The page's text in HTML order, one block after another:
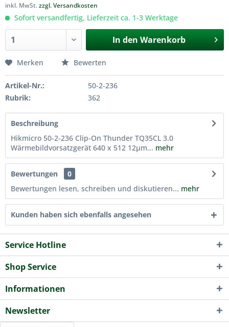
inkl. MwSt.zzgl. Versandkosten
Sofort versandfertig, Lieferzeit ca. 1-3 Werktage
In den Warenkorb
Merken Bewerten
Artikel-Nr.:
50-2-236
Rubrik:
362
Beschreibung
Hikmicro 50-2-236 Clip-On Thunder TQ35CL 3.0
Wärmebildvorsatzgerät 640 x 512 12µm... mehr
Bewertungen
0
Bewertungen lesen, schreiben und diskutieren... mehr
Kunden haben sich ebenfalls angesehen
Service Hotline
Shop Service
Informationen
Newsletter